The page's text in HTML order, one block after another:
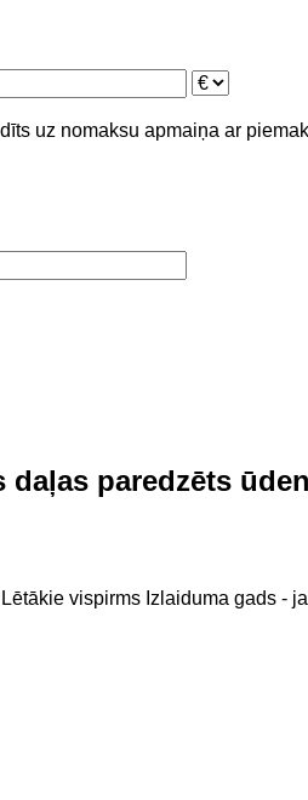
uz nomaksu apmaiņa ar
daļas paredzēts
Lētākie vispirms Izlaiduma gads -